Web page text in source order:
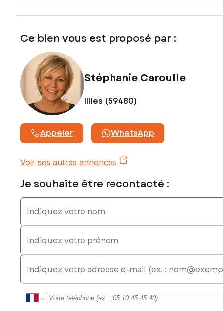
Contactez votre conseiller SAFTI : Stéphanie CAROULLE,
Tél. : 0613972026, E-mail : stephanie.caroulle@safti.fr - EI -
Agent commercial immatriculé au RSAC de LILLE sous le
numéro 100767052
Ce bien vous est proposé par :
Stéphanie Caroulle
Illies (59480)
Appeler WhatsApp
Voir ses autres annonces
Je souhaite être recontacté :
Indiquez votre nom
Indiquez votre prénom
E-mail